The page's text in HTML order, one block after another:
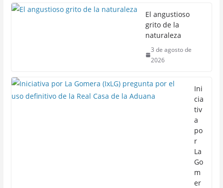
El angustioso
grito de la
naturaleza
3 de agosto de
2026
Ini
cia
tiv
a
po
r
La
Go
m
er